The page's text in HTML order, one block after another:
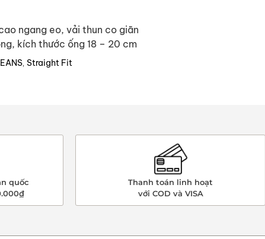
ngang eo, vải thun co giãn
kích thước ống 18 – 20 cm
, Straight Fit
quốc
Thanh toán linh hoạt
với COD và VISA